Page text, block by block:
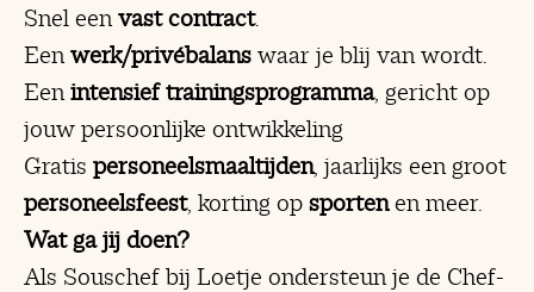
Snel eenvast contract.
Eenwerk/privébalans waar je blij van wordt.
Eenintensief trainingsprogramma, gericht op
jouw persoonlijke ontwikkeling
Gratis personeelsmaaltijden, jaarlijks een groot
personeelsfeest, korting op sportenen meer.
Wat ga jij doen?
Als Souschef bij Loetje ondersteun je de Chef-